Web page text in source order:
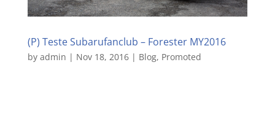
(P) Teste Subarufanclub – Forester MY2016
by admin | Nov 18, 2016| Blog, Promoted